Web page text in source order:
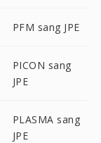
PFM sang JPE
PICON sang
JPE
PLASMA sang
JPE